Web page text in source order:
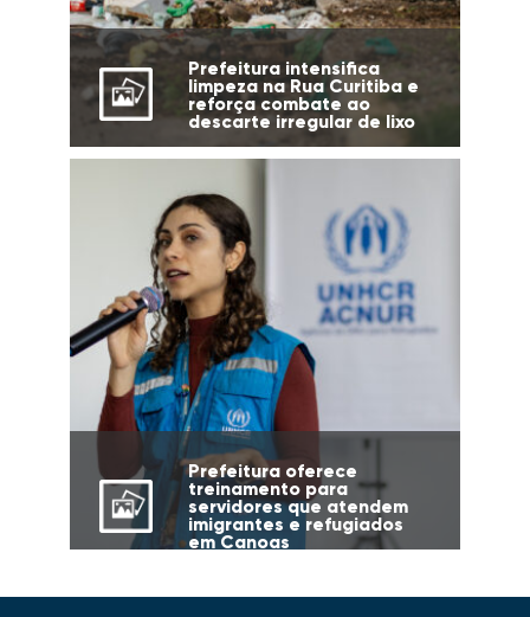
Prefeitura intensifica
limpeza na Rua Curitiba e
reforça combate ao
descarte irregular de lixo
Prefeitura oferece
treinamento para
servidores que atendem
imigrantes e refugiados
em Canoas